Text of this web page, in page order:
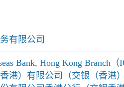
有限公司
Bank, Hong Kong Branch（
港）有限公司（交银（香港）